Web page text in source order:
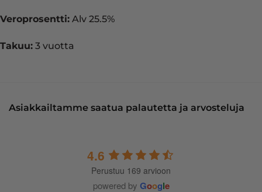
Veroprosentti: Alv 25.5%
Takuu: 3 vuotta
Asiakkailtamme saatua palautetta ja arvosteluja
4.6
Perustuu 169 arvioon
powered by Google